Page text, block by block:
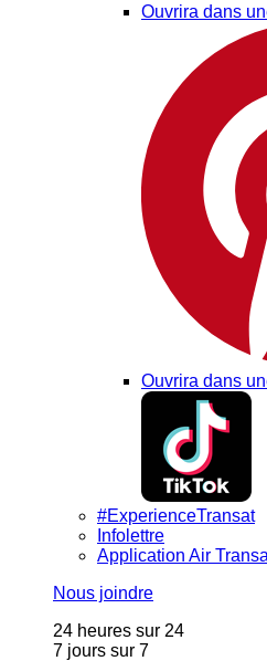
Ouvrira dans
Ouvrira dans
#ExperienceTransat
Infolettre
Application Air
Nous joindre
24 heures sur 24
7 jours sur 7